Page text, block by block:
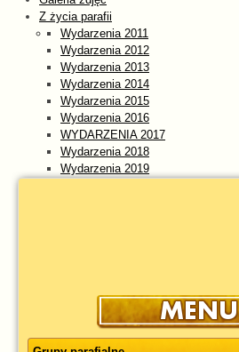
Z życia parafii
Wydarzenia 2011
Wydarzenia 2012
Wydarzenia 2013
Wydarzenia 2014
Wydarzenia 2015
Wydarzenia 2016
WYDARZENIA 2017
Wydarzenia 2018
Wydarzenia 2019